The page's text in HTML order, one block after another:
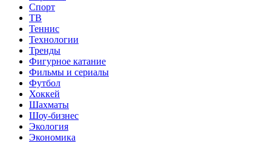
Спорт
ТВ
Теннис
Технологии
Тренды
Фигурное катание
Фильмы и сериалы
Футбол
Хоккей
Шахматы
Шоу-бизнес
Экология
Экономика